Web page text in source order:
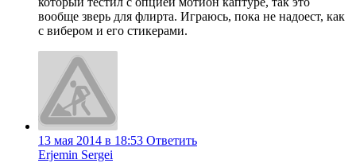
вообще зверь для флирта. Играюсь, пока не надоест, как
с вибером и его стикерами.
13 мая 2014 в 18:53 Ответить
Erjemin Sergei